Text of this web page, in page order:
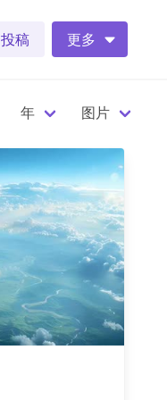
投稿 更多
年 图片